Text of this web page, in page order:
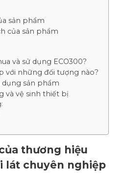
sản phẩm
của sản phẩm
và sử dụng ECO300?
với những đối tượng nào?
dụng sản phẩm
và vệ sinh thiết bị
thương hiệu
lát chuyên nghiệp